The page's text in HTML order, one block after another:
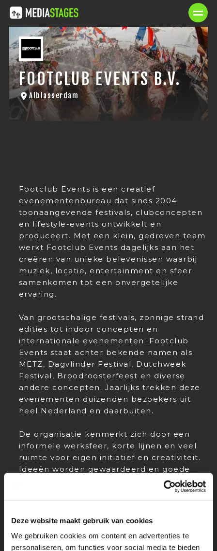
Deze website maakt gebruik van cookies
We gebruiken cookies om content en advertenties te
personaliseren, om functies voor social media te bieden
FOOTCLUB EVENTS B.V.
Alblasserdam
Footclub Events is een creatief
evenementenbureau dat sinds 2004
toonaangevende festivals, clubconcepten
en lifestyle-events ontwikkelt en
produceert. Met een klein, gedreven team
werkt Footclub Events dagelijks aan het
creëren van unieke belevenissen waarbij
muziek, locatie, entertainment en sfeer
samenkomen tot een onvergetelijke
ervaring.
Van grootschalige festivals, zonnige strand
edities tot indoor concepten en
internationale evenementen: Footclub
Events staat achter bekende namen als
METZ, Dagvlinder Festival, Dutchweek
Festival, Broodroosterfeest en diverse
andere concepten. Jaarlijks trekken deze
evenementen duizenden bezoekers uit
heel Nederland en daarbuiten.
De organisatie kenmerkt zich door een
informele werksfeer, korte lijnen en veel
ruimte voor eigen initiatief en creativiteit.
Ideeën worden gewaardeerd en goede
plannen krijgen de kans om daadwerkelijk
uitgevoerd te worden. Samen met een
evenementen waar beleving, kwaliteit en
innovatie centraal staan.